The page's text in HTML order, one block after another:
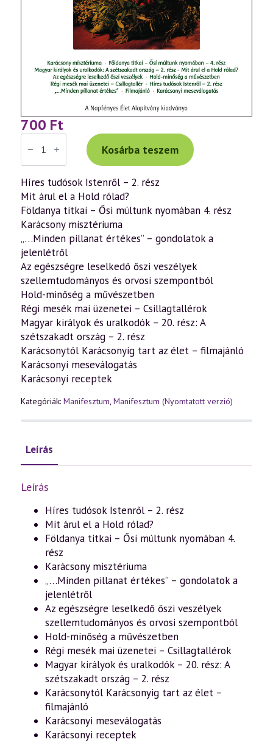
700 Ft
Manifesztum
127.
–
nyomtatott
(2020.
november-
december)
mennyiség
Kosárba teszem
Híres tudósok Istenről – 2. rész
Mit árul el a Hold rólad?
Földanya titkai – Ősi múltunk nyomában 4. rész
Karácsony misztériuma
„…Minden pillanat értékes” – gondolatok a
jelenlétről
Az egészségre leselkedő őszi veszélyek
szellemtudományos és orvosi szempontból
Hold-minőség a művészetben
Régi mesék mai üzenetei – Csillagtallérok
Magyar királyok és uralkodók – 20. rész: A
szétszakadt ország – 2. rész
Karácsonytól Karácsonyig tart az élet – filmajánló
Karácsonyi meseválogatás
Karácsonyi receptek
Kategóriák: Manifesztum Manifesztum (Nyomtatott verzió)
Leírás
Leírás
Híres tudósok Istenről – 2. rész
Mit árul el a Hold rólad?
Földanya titkai – Ősi múltunk nyomában 4.
rész
Karácsony misztériuma
„…Minden pillanat értékes” – gondolatok a
jelenlétről
Az egészségre leselkedő őszi veszélyek
szellemtudományos és orvosi szempontból
Hold-minőség a művészetben
Régi mesék mai üzenetei – Csillagtallérok
Magyar királyok és uralkodók – 20. rész: A
szétszakadt ország – 2. rész
Karácsonytól Karácsonyig tart az élet –
filmajánló
Karácsonyi meseválogatás
Karácsonyi receptek